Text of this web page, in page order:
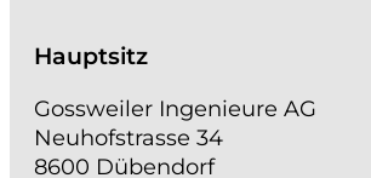
Hauptsitz
Gossweiler Ingenieure AG
Neuhofstrasse 34
8600 Dübendorf